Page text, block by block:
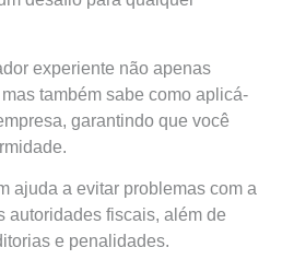
experiente não apenas
também sabe como aplicá-
garantindo que você
ajuda a evitar problemas com a
autoridades fiscais, além de
e penalidades.